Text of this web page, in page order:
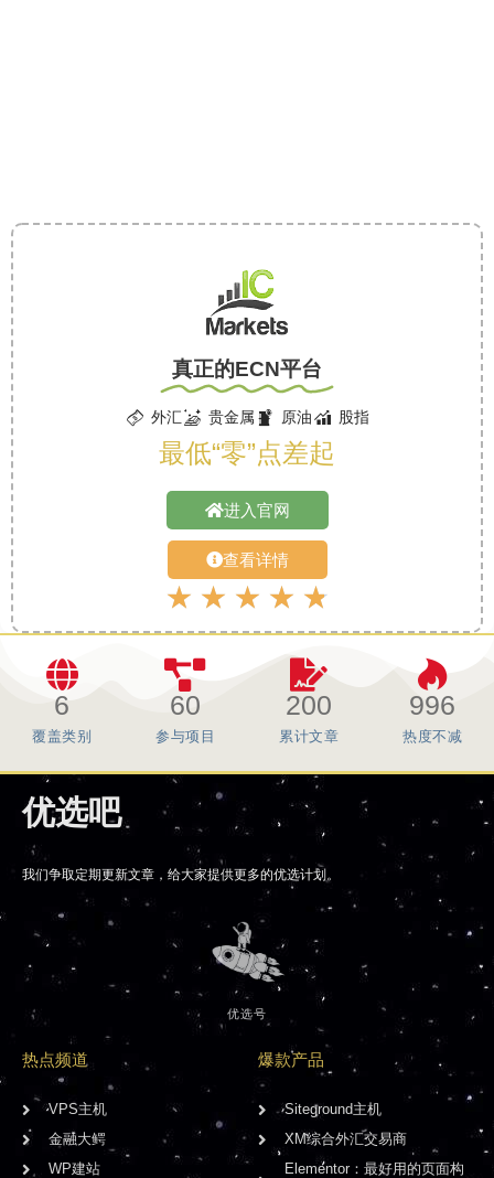
真正的ECN平台
外汇 贵金属 原油 股指
最低“零”点差起
进入官网
查看详情
★ ★ ★ ★ ★
6
覆盖类别
60
参与项目
200
累计文章
996
热度不减
优选吧
我们争取定期更新文章，给大家提供更多的优选计划。
优选号
热点频道
VPS主机
金融大鳄
WP建站
爆款产品
Siteground主机
XM综合外汇交易商
Elementor：最好用的页面构